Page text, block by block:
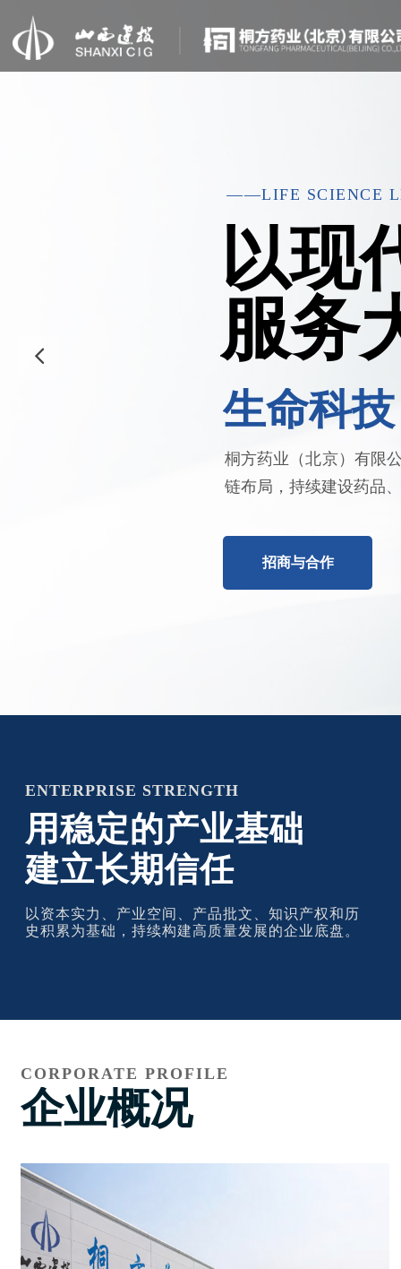
以现
服务
生命科
桐方药业（北京）有限
链布局，持续建设药品
——LIFE SCIENCE
招商与合作
用稳定的产业基础
建立长期信任
以资本实力、产业空间、产品批文、知识产权和历
史积累为基础，持续构建高质量发展的企业底盘。
ENTERPRISE STRENGTH
企业概况
CORPORATE PROFILE